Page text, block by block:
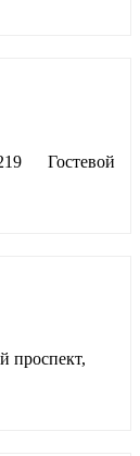
Гостевой
проспект,